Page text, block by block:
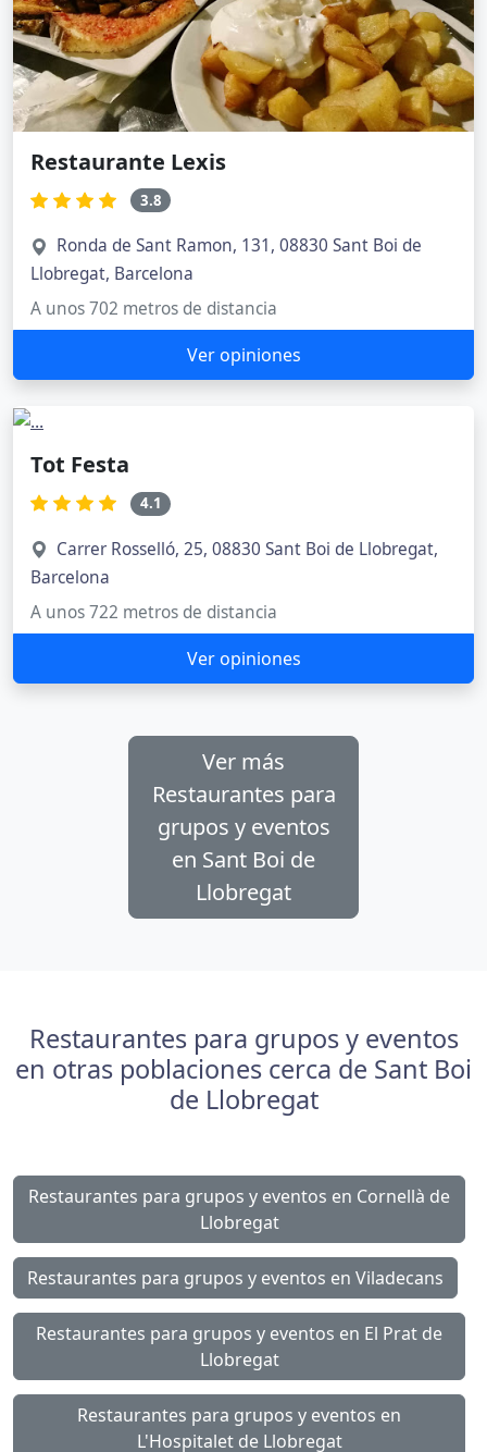
Restaurante Lexis
3.8
Ronda de Sant Ramon, 131, 08830 Sant Boi de
Llobregat, Barcelona
A unos 702 metros de distancia
Ver opiniones
Tot Festa
4.1
Carrer Rosselló, 25, 08830 Sant Boi de Llobregat,
Barcelona
A unos 722 metros de distancia
Ver opiniones
Ver más
Restaurantes para
grupos y eventos
en Sant Boi de
Llobregat
Restaurantes para grupos y eventos
en otras poblaciones cerca de Sant Boi
de Llobregat
Restaurantes para grupos y eventos en Cornellà de
Llobregat
Restaurantes para grupos y eventos en Viladecans
Restaurantes para grupos y eventos en El Prat de
Llobregat
Restaurantes para grupos y eventos en
L'Hospitalet de Llobregat